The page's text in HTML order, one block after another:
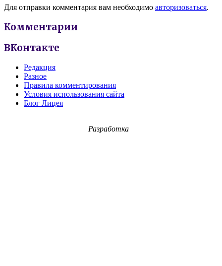
Для отправки комментария вам необходимо авторизоваться.
Комментарии
ВКонтакте
Редакция
Разное
Правила комментирования
Условия использования сайта
Блог Лицея
Разработка